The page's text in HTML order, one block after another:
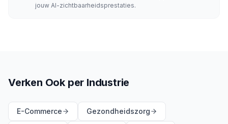
jouw AI-zichtbaarheidsprestaties.
Verken Ook per Industrie
E-Commerce Gezondheidszorg